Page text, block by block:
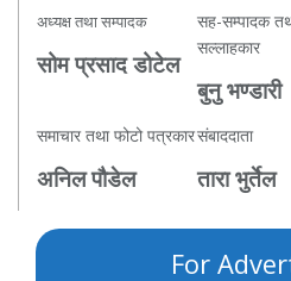
अध्यक्ष तथा सम्पादक
सोम प्रसाद डोटेल
सह-सम्पादक
सल्लाहकार
बुनु भण्डारी
समाचार तथा फोटो पत्रकार
अनिल पौडेल
संबाददाता
तारा भुर्तेल
For